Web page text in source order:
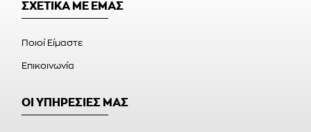
ΣΧΕΤΙΚΑ ΜΕ ΕΜΑΣ
Ποιοί Είμαστε
Επικοινωνία
ΟΙ ΥΠΗΡΕΣΙΕΣ ΜΑΣ